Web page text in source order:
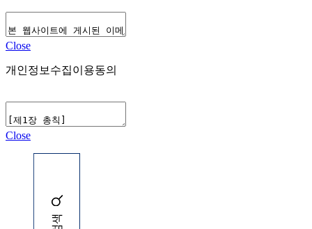
Close
개인정보수집이용동의
Close